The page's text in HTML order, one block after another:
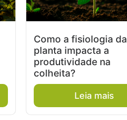
Como a fisiologia da
planta impacta a
produtividade na
colheita?
Leia mais